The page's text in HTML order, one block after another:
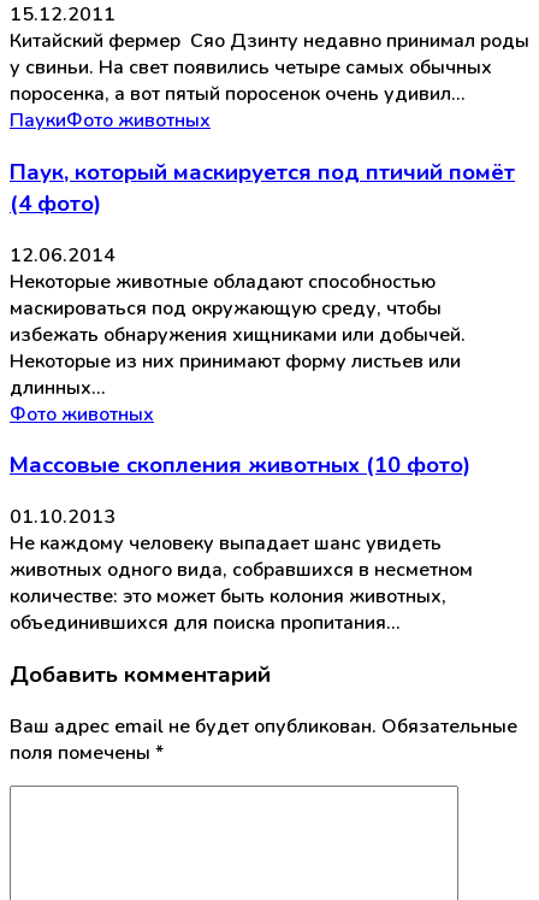
15.12.2011
Китайский фермер Сяо Дзинту недавно принимал роды
у свиньи. На свет появились четыре самых обычных
поросенка, а вот пятый поросенок очень удивил…
ПаукиФото животных
Паук, который маскируется под птичий помёт
(4 фото)
12.06.2014
Некоторые животные обладают способностью
маскироваться под окружающую среду, чтобы
избежать обнаружения хищниками или добычей.
Некоторые из них принимают форму листьев или
длинных…
Фото животных
Массовые скопления животных (10 фото)
01.10.2013
Не каждому человеку выпадает шанс увидеть
животных одного вида, собравшихся в несметном
количестве: это может быть колония животных,
объединившихся для поиска пропитания…
Добавить комментарий
Ваш адрес email не будет опубликован. Обязательные
поля помечены *